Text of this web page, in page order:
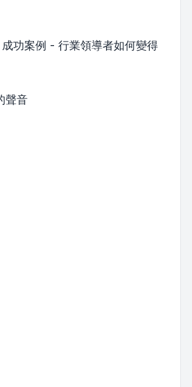
功案例 - 行業領導者如何變得
聲音